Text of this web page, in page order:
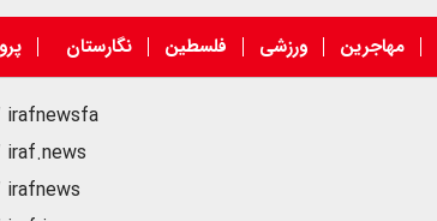
مهاجرین ورزشی فلسطین نگارستان